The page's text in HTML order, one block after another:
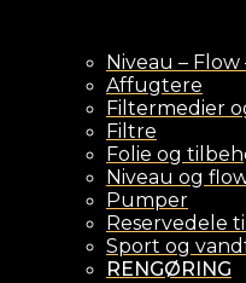
Niveau –
Affugtere
Filtermedier
Filtre
Folie og
Niveau og
Pumper
Reservedele
Sport og
RENGØRING